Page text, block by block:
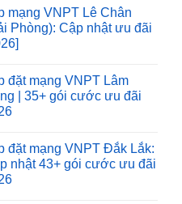
mạng VNPT Lê Chân
Phòng): Cập nhật ưu đãi
đặt mạng VNPT Lâm
| 35+ gói cước ưu đãi
đặt mạng VNPT Đắk Lắk:
nhật 43+ gói cước ưu đãi